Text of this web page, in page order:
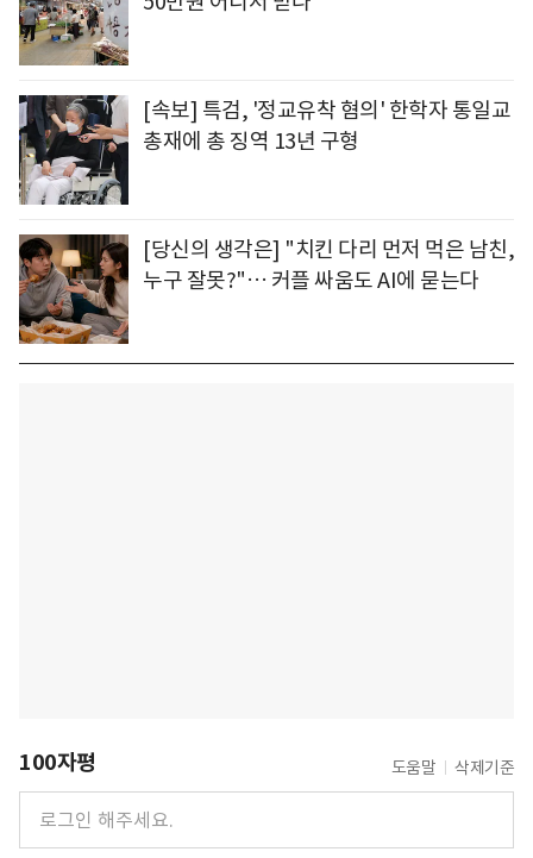
[속보] 특검, '정교유착 혐의' 한학자 통일교
총재에 총 징역 13년 구형
[당신의 생각은] "치킨 다리 먼저 먹은 남친,
누구 잘못?"… 커플 싸움도 AI에 묻는다
100자평 도움말 삭제기준